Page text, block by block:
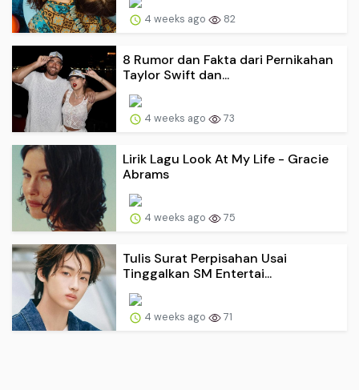
4 weeks ago 82
8 Rumor dan Fakta dari Pernikahan
Taylor Swift dan...
4 weeks ago 73
Lirik Lagu Look At My Life - Gracie
Abrams
4 weeks ago 75
Tulis Surat Perpisahan Usai
Tinggalkan SM Entertai...
4 weeks ago 71